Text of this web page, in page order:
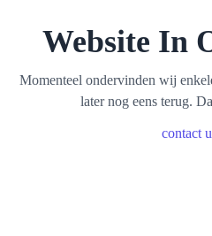
Website In
Momenteel ondervinden wij
later nog eens terug.
contact